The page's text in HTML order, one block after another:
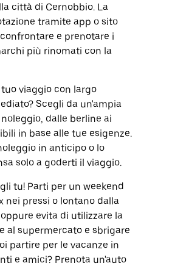
città di Cernobbio. La
tramite app o sito
e prenotare i
più rinomati con la
viaggio con largo
Scegli da un'ampia
dalle berline ai
in base alle tue esigenze.
in anticipo o lo
solo a goderti il viaggio.
tu! Parti per un weekend
nei pressi o lontano dalla
evita di utilizzare la
al supermercato e sbrigare
partire per le vacanze in
e amici? Prenota un'auto